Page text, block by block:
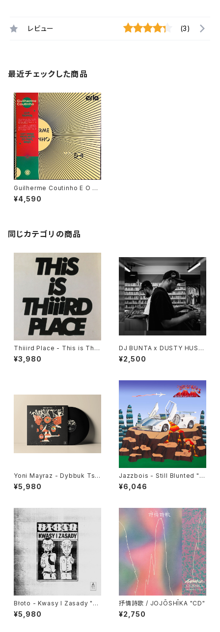
レビュー (3)
最近チェックした商品
Guilherme Coutinho E O Gr
upo Stalo – S.T "LP"
¥4,590
同じカテゴリの商品
Thiiird Place - This is Thiii
rd Place "LP"
¥3,980
DJ BUNTA x DUSTY HUSK
Y - 47 CAMPiN DIGGiN "C
D"
¥2,500
Yoni Mayraz - Dybbuk Tse!
"LP"
¥5,980
Jazzbois - Still Blunted "L
P"
¥6,046
Błoto - Kwasy I Zasady "L
P"
¥5,980
抒情詩歌 / JOJŌSHĪKA "CD"
¥2,750